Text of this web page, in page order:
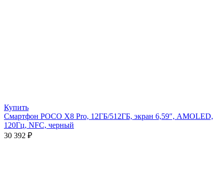
Купить
Смартфон POCO X8 Pro, 12ГБ/512ГБ, экран 6,59″, AMOLED,
120Гц, NFC, черный
30 392 ₽